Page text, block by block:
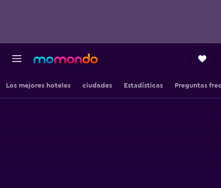
Los mejores hoteles ciudades Estadísticas Preguntas